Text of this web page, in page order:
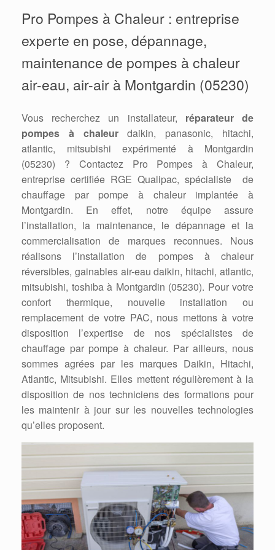
Pro Pompes à Chaleur : entreprise
experte en pose, dépannage,
maintenance de pompes à chaleur
air-eau, air-air à Montgardin (05230)
Vous recherchez un installateur, réparateur de
pompes à chaleurdaikin, panasonic, hitachi,
atlantic, mitsubishi expérimenté à Montgardin
(05230) ? Contactez Pro Pompes à Chaleur,
entreprise certifiée RGE Qualipac, spécialiste de
chauffage par pompe à chaleur implantée à
Montgardin. En effet, notre équipe assure
l’installation, la maintenance, le dépannage et la
commercialisation de marques reconnues. Nous
réalisons l’installation de pompes à chaleur
réversibles, gainables air-eau daikin, hitachi, atlantic,
mitsubishi, toshiba à Montgardin (05230). Pour votre
confort thermique, nouvelle installation ou
remplacement de votre PAC, nous mettons à votre
disposition l’expertise de nos spécialistes de
chauffage par pompe à chaleur. Par ailleurs, nous
sommes agrées par les marques Daikin, Hitachi,
Atlantic, Mitsubishi. Elles mettent régulièrement à la
disposition de nos techniciens des formations pour
les maintenir à jour sur les nouvelles technologies
qu’elles proposent.